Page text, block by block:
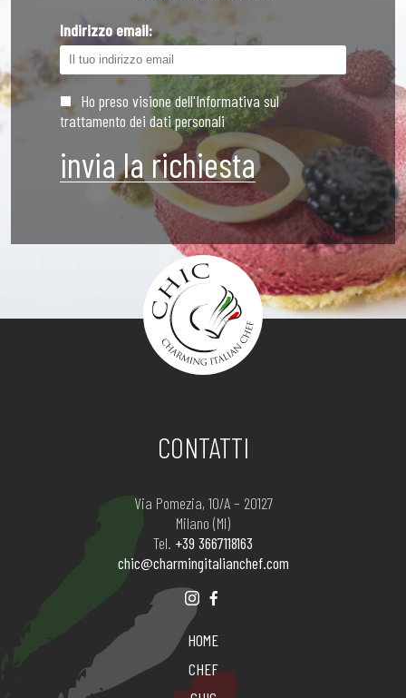
Indirizzo email:
Ho preso visione dell'Informativa sul
trattamento dei dati personali
CONTATTI
Via Pomezia, 10/A – 20127
Milano (MI)
Tel. +39 3667118163
chic@charmingitalianchef.com
HOME
CHEF